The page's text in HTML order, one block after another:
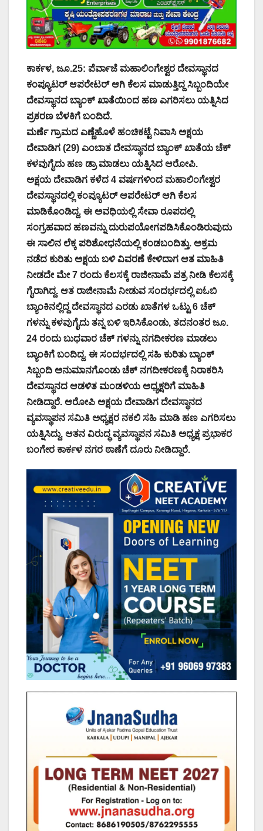
ಕಾರ್ಕಳ, ಜೂ.25: ಪೆರ್ವಾಜೆ ಮಹಾಲಿಂಗೇಶ್ವರ ದೇವಸ್ಥಾನದ
ಕಂಪ್ಯೂಟರ್ ಆಪರೇಟರ್ ಆಗಿ ಕೆಲಸ ಮಾಡುತ್ತಿದ್ದ ಸಿಬ್ಬಂದಿಯೇ
ದೇವಸ್ಥಾನದ ಬ್ಯಾಂಕ್ ಖಾತೆಯಿಂದ ಹಣ ಎಗರಿಸಲು ಯತ್ನಿಸಿದ
ಪ್ರಕರಣ ಬೆಳಕಿಗೆ‌ ಬಂದಿದೆ.
ಮರ್ಣೆ ಗ್ರಾಮದ ಎಣ್ಣೆಹೊಳೆ ಹಂಚಿಕಟ್ಟೆ ನಿವಾಸಿ ಅಕ್ಷಯ
ದೇವಾಡಿಗ (29) ಎಂಬಾತ ದೇವಸ್ಥಾನದ ಬ್ಯಾಂಕ್ ಖಾತೆಯ ಚೆಕ್
ಕಳವುಗೈದು ಹಣ ಡ್ರಾ ಮಾಡಲು ಯತ್ನಿಸಿದ ಆರೋಪಿ.
ಅಕ್ಷಯ ದೇವಾಡಿಗ ಕಳೆದ 4 ವರ್ಷಗಳಿಂದ ಮಹಾಲಿಂಗೇಶ್ವರ
ದೇವಸ್ಥಾನದಲ್ಲಿ ಕಂಪ್ಯೂಟರ್ ಆಪರೇಟರ್ ಆಗಿ ಕೆಲಸ
ಮಾಡಿಕೊಂಡಿದ್ದ. ಈ ಅವಧಿಯಲ್ಲಿ ಸೇವಾ ರೂಪದಲ್ಲಿ
ಸಂಗ್ರಹವಾದ ಹಣವನ್ನು ದುರುಪಯೋಗಪಡಿಸಿಕೊಂಡಿರುವುದು
ಈ ಸಾಲಿನ ಲೆಕ್ಕ ಪರಿಶೋಧನೆಯಲ್ಲಿ ಕಂಡಬಂದಿತ್ತು. ಅಕ್ರಮ
ನಡೆದ ಕುರಿತು ಅಕ್ಷಯ ಬಳಿ ವಿವರಣೆ ಕೇಳಿದಾಗ ಆತ ಮಾಹಿತಿ
ನೀಡದೇ ಮೇ 7 ರಂದು ಕೆಲಸಕ್ಕೆ ರಾಜೀನಾಮೆ ಪತ್ರ ನೀಡಿ ಕೆಲಸಕ್ಕೆ
ಗೈರಾಗಿದ್ದ. ಆತ ರಾಜೀನಾಮೆ ನೀಡುವ ಸಂದರ್ಭದಲ್ಲಿ ಐಓಬಿ
ಬ್ಯಾಂಕಿನಲ್ಲಿದ್ದ ದೇವಸ್ಥಾನದ ಎರಡು ಖಾತೆಗಳ ಒಟ್ಟು 6 ಚೆಕ್
ಗಳನ್ನು ಕಳವುಗೈದು ತನ್ನ ಬಳಿ ಇರಿಸಿಕೊಂಡು, ತದನಂತರ ಜೂ.
24 ರಂದು ಬುಧವಾರ ಚೆಕ್ ಗಳನ್ನು ನಗದೀಕರಣ ಮಾಡಲು
ಬ್ಯಾಂಕಿಗೆ ಬಂದಿದ್ದ. ಈ ಸಂದರ್ಭದಲ್ಲಿ ಸಹಿ ಕುರಿತು ಬ್ಯಾಂಕ್
ಸಿಬ್ಬಂದಿ ಅನುಮಾನಗೊಂಡು ಚೆಕ್ ನಗದೀಕರಣಕ್ಕೆ ನಿರಾಕರಿಸಿ
ದೇವಸ್ಥಾನದ ಆಡಳಿತ ಮಂಡಳಿಯ ಅಧ್ಯಕ್ಷರಿಗೆ ಮಾಹಿತಿ
ನೀಡಿದ್ದಾರೆ. ಆರೋಪಿ ಅಕ್ಷಯ ದೇವಾಡಿಗ ದೇವಸ್ಥಾನದ
ವ್ಯವಸ್ಥಾಪನ ಸಮಿತಿ ಅಧ್ಯಕ್ಷರ ನಕಲಿ ಸಹಿ ಮಾಡಿ ಹಣ ಎಗರಿಸಲು
ಯತ್ನಿಸಿದ್ದು, ಆತನ ವಿರುದ್ಧ ವ್ಯವಸ್ಥಾಪನ ಸಮಿತಿ ಅಧ್ಯಕ್ಷ ಪ್ರಭಾಕರ
ಬಂಗೇರ ಕಾರ್ಕಳ ನಗರ ಠಾಣೆಗೆ ದೂರು ನೀಡಿದ್ದಾರೆ.